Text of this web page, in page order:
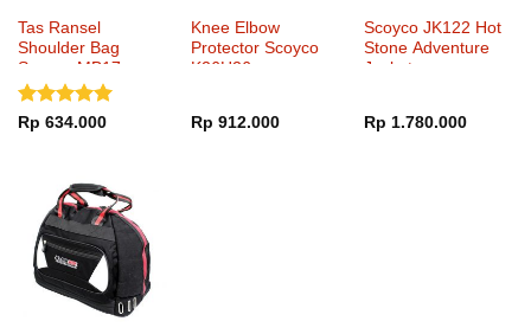
Tas Ransel
Shoulder Bag
Scoyco MB17
Dinilai 5
Rp 634.000
Knee Elbow
Protector Scoyco
K26H26
Rp 912.000
Scoyco JK122 Hot
Stone Adventure
Jacket
Rp 1.780.000